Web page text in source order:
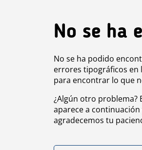
No se ha
No se ha podido
errores tipográficos en
para encontrar lo que
¿Algún otro problema?
aparece a
agradecemos tu